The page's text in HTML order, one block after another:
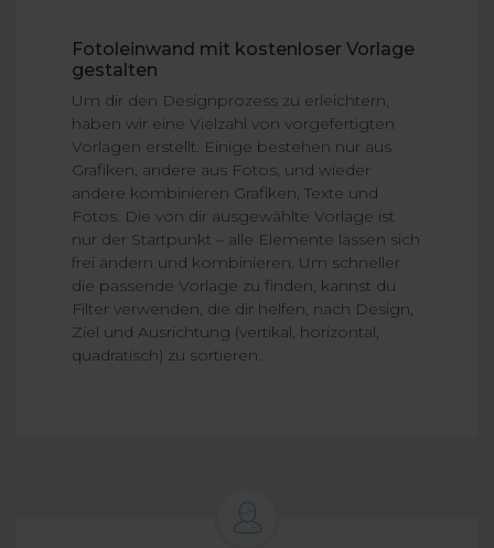
Fotoleinwand mit kostenloser Vorlage
gestalten
Um dir den Designprozess zu erleichtern,
haben wir eine Vielzahl von vorgefertigten
Vorlagen erstellt. Einige bestehen nur aus
Grafiken, andere aus Fotos, und wieder
andere kombinieren Grafiken, Texte und
Fotos. Die von dir ausgewählte Vorlage ist
nur der Startpunkt – alle Elemente lassen sich
frei ändern und kombinieren. Um schneller
die passende Vorlage zu finden, kannst du
Filter verwenden, die dir helfen, nach Design,
Ziel und Ausrichtung (vertikal, horizontal,
quadratisch) zu sortieren.